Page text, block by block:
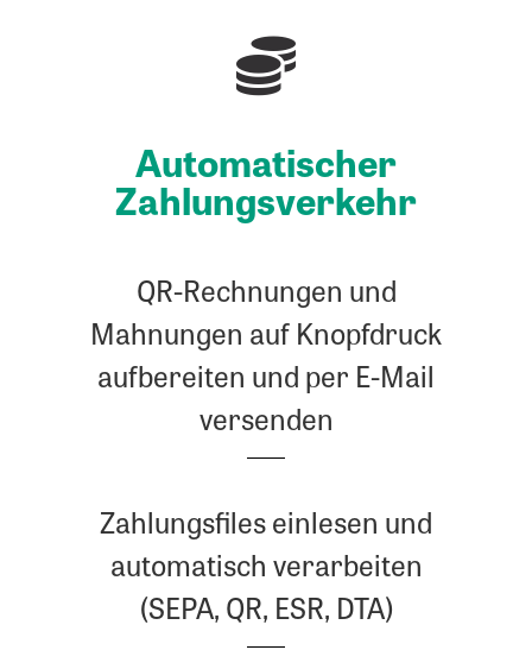
Auto­ma­ti­scher
Zahlungsverkehr
QR-Rechnungen und
Mahnungen auf Knopfdruck
aufbereiten und per E-Mail
versenden
Zahlungsfiles einlesen und
automatisch verarbeiten
(SEPA, QR, ESR, DTA)